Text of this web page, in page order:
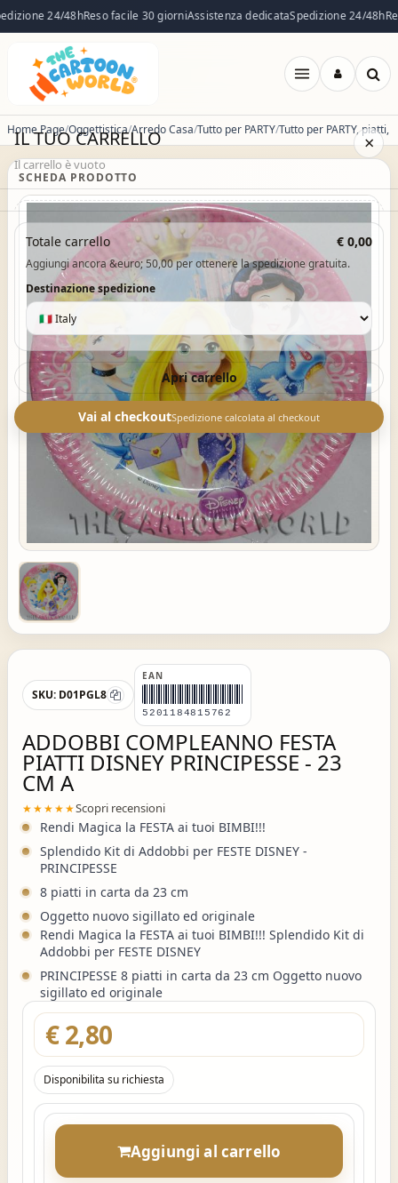
24/48hReso facile 30 giorniAssistenza dedicataSpedizione 24/48h
Apri
IL TUO CARRELLO
Il carrello è vuoto
×
Il carrello è vuoto. Esplora il catalogo e aggiungi i prodotti che
desideri.
Vai al catalogo
Totale carrello € 0,00
Aggiungi ancora &euro; 50,00 per ottenere la spedizione gratuita.
Destinazione spedizione
Apri carrello
Vai al checkoutSpedizione calcolata al checkout
Home Page Oggettistica Arredo Casa Tutto per PARTY
SCHEDA PRODOTTO
SKU: D01PGL8
EAN
5201184815762
ADDOBBI COMPLEANNO FESTA
PIATTI DISNEY PRINCIPESSE - 23
CM A
★★★★★Scopri recensioni
Rendi Magica la FESTA ai tuoi BIMBI!!!
Splendido Kit di Addobbi per FESTE DISNEY -
PRINCIPESSE
8 piatti in carta da 23 cm
Oggetto nuovo sigillato ed originale
Rendi Magica la FESTA ai tuoi BIMBI!!! Splendido Kit di
Addobbi per FESTE DISNEY
PRINCIPESSE 8 piatti in carta da 23 cm Oggetto nuovo
sigillato ed originale
€ 2,80
Disponibilita su richiesta
Aggiungi al carrello